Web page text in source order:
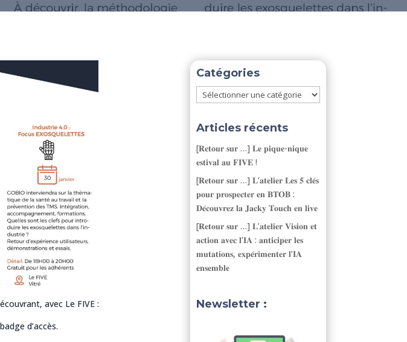
avec Le FIVE :
d’accès.
Catégories
Catégories
Articles récents
[𝐑𝐞𝐭𝐨𝐮𝐫 𝐬𝐮𝐫 …] 𝐋𝐞 𝐩𝐢𝐪𝐮𝐞-𝐧𝐢𝐪𝐮𝐞
𝐞𝐬𝐭𝐢𝐯𝐚𝐥 𝐚𝐮 𝐅𝐈𝐕𝐄 !
[𝐑𝐞𝐭𝐨𝐮𝐫 𝐬𝐮𝐫 …] 𝐋’𝐚𝐭𝐞𝐥𝐢𝐞𝐫 𝐋𝐞𝐬 𝟓 𝐜𝐥𝐞́𝐬
𝐩𝐨𝐮𝐫 𝐩𝐫𝐨𝐬𝐩𝐞𝐜𝐭𝐞𝐫 𝐞𝐧 𝐁𝐓𝐎𝐁 :
𝐃𝐞́𝐜𝐨𝐮𝐯𝐫𝐞𝐳 𝐥𝐚 𝐉𝐚𝐜𝐤𝐲 𝐓𝐨𝐮𝐜𝐡 𝐞𝐧 𝐥𝐢𝐯𝐞
[𝐑𝐞𝐭𝐨𝐮𝐫 𝐬𝐮𝐫 …] 𝐋’𝐚𝐭𝐞𝐥𝐢𝐞𝐫 𝐕𝐢𝐬𝐢𝐨𝐧 𝐞𝐭
𝐚𝐜𝐭𝐢𝐨𝐧 𝐚𝐯𝐞𝐜 𝐥’𝐈𝐀 : 𝐚𝐧𝐭𝐢𝐜𝐢𝐩𝐞𝐫 𝐥𝐞𝐬
𝐦𝐮𝐭𝐚𝐭𝐢𝐨𝐧𝐬, 𝐞𝐱𝐩𝐞́𝐫𝐢𝐦𝐞𝐧𝐭𝐞𝐫 𝐥’𝐈𝐀
𝐞𝐧𝐬𝐞𝐦𝐛𝐥𝐞
Newsletter :